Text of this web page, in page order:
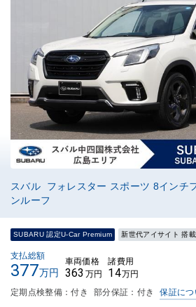
スバル フォレスター スポーツ 8インチ
ンルーフ
SUBARU 認定U-Car Premium 新世代アイサイト 搭
支払総額
377万円
車両価格
363 万円
諸費用
14万円
定期点検整備：付き 部分保証：付き 保証につ